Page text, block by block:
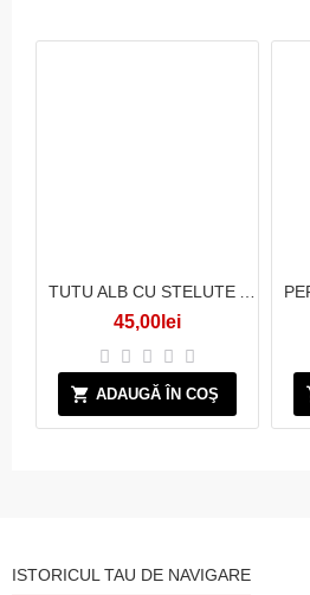
45,00lei
ADAUGĂ ÎN COŞ
ISTORICUL TAU DE NAVIGARE